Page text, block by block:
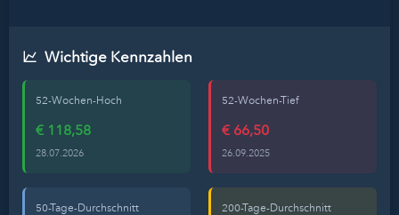
Wichtige Kennzahlen
52-Wochen-Hoch
€ 118,58
28.07.2026
52-Wochen-Tief
€ 66,50
26.09.2025
50-Tage-Durchschnitt 200-Tage-Durchschnitt